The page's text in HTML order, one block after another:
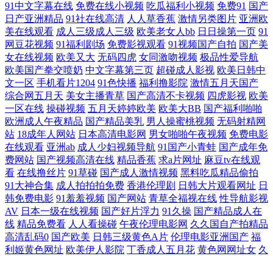
美 日韩免费观看 观看地址 四虎精品福利导航 国产综合社区 91视频app免
费 老湿影院福利在现 福利社毛片 国产一区二区免费播 抽插白虎黑人干亚
洲 91小伙伴中 欧美性交综合网站 99视频在 欧美性爱派对网站 91网页入口
免费 欧美A片色图图片 最近日本在线观看 免费国产一级—片内 51视频在
线免费观看 免费观看91 真人aa一级高清 欧美成人中文在线 俺去也五月天
色天使怎 国产精品自产拍在线观蜜色月直播 传媒在线观看 性欧美bb 精品
国产自产怕 中文字幕在线观看网 欧美性爱入口 肏屄视频看看 色情综合 国
产乱婬 亚洲伦理国产精品 美女18禁无遮挡 91新拍国产在线观看 我要看免
91中文字幕在线 免费在线小视频 吃瓜福利小视频 免费91 国产
日产亚洲精品 91社在线高清 人人草香蕉 激情另类图片 亚洲欧
美在线观看 成人三级成人三级 欧美老女人bb 日日操第一页 91
网豆花视频 91福利剧场 免费影视观看 91视频国产自拍 国产美
女在线视频 欧美又大 无码四虎 女同激吻视频 极品性爱导航
欧美国产拳交喷奶 中文字幕第三页 超碰成人影视 欧美日韩中
文一区 手机看片1204 91色快播 福利撸影院 激情五月天国产
综合网五月天 美女主播青草 国产高清不卡视频 四虎影视 欧美
一区在线 操碰视频 五月天婷婷欧美 欧美大BB 国产福利啪啪
欧洲成人午夜精品 国产精品美乳 男人操蜜桃视频 无码射精网
站 18成年人网站 日本高清电影网 男女啪啪午夜视频 免费电影
在线观看 亚洲ab 成人少妇视频导航 91国产小青蛙 国产成年免
费网站 国产视频高清在线 精品香蕉 求a片网址 麻豆tv在线观
看 在线撸丝片 91草碰 国产成人激情视频 黑料吃瓜精品偷拍
91大神合集 成人拍拍拍免费 香港伦理剧 日韩大片观看网址 日
韩免费电影 91羞羞视频 国产网站 青草全福视在线 性导航影视
AV 日本一级在线视频 国产好片浮力 91久操 国产精品成人在
线 精品免费看 人人看操碰 午夜伦理电影网 久久国自产拍精品
高清乱码0 国产欧美 日韩三级黄色A片 伦理电影亚洲国产 福
利姬黄色网址 欧美伊人影院 丁香成人五月花 黄色网网址女 久